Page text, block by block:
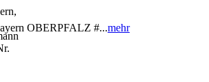
OBERPFALZ #...mehr